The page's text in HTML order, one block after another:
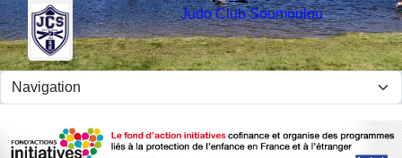
Judo Club Soumoulou
Panneau de gestion des cookies